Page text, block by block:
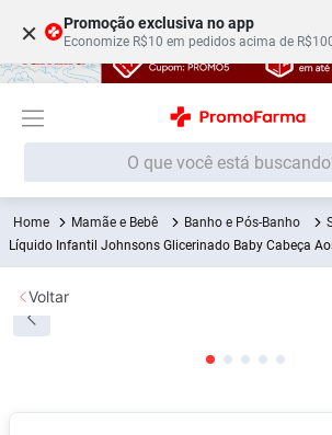
× Promoção exclusiva no app
Economize R$10 em pedidos acima de
O que você está buscando?
Mamãe e Bebê Banho e Pós-Banho
Líquido Infantil Johnsons Glicerinado Baby Cabeça
Voltar
Termos mais buscados
1º Fralda
2
5º Fralda G